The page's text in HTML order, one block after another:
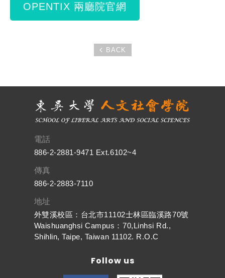
OPENTIX 兩廳院官網
BACK
電話
886-2-2881-9471 Ext.6102~4
傳真
886-2-2883-7110
地址
外雙溪校區：台北市11102士林區臨溪路70號
Waishuanghsi Campus：70,Linhsi Rd.,
Shihlin, Taipe, Taiwan 11102. R.O.C
Follow us